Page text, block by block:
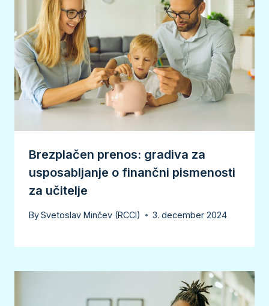
Brezplačen prenos: gradiva za
usposabljanje o finančni pismenosti
za učitelje
BySvetoslav Minčev (RCCI) 3. december 2024